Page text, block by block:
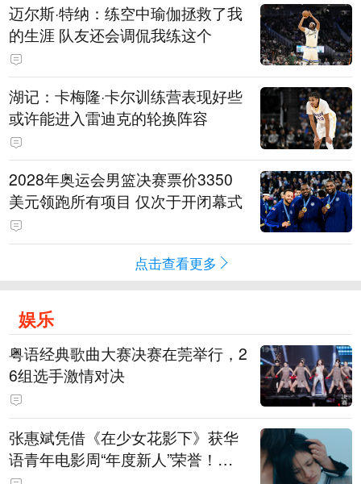
迈尔斯·特纳：练空中瑜伽拯救了我
的生涯 队友还会调侃我练这个
湖记：卡梅隆·卡尔训练营表现好些
或许能进入雷迪克的轮换阵容
2028年奥运会男篮决赛票价3350
美元领跑所有项目 仅次于开闭幕式
点击查看更多
娱乐
粤语经典歌曲大赛决赛在莞举行，2
6组选手激情对决
张惠斌凭借《在少女花影下》获华
语青年电影周“年度新人”荣誉！该